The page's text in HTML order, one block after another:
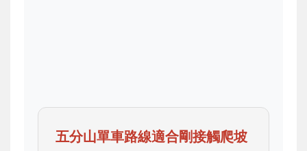
五分山單車路線適合剛接觸爬坡